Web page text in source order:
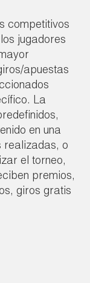
competitivos
jugadores
apuestas
La
en una
realizadas, o
el torneo,
premios,
giros gratis